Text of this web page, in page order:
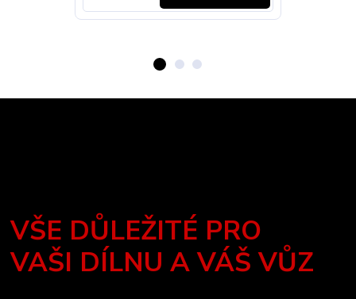
VŠE DŮLEŽITÉ PRO
VAŠI DÍLNU A VÁŠ VŮZ